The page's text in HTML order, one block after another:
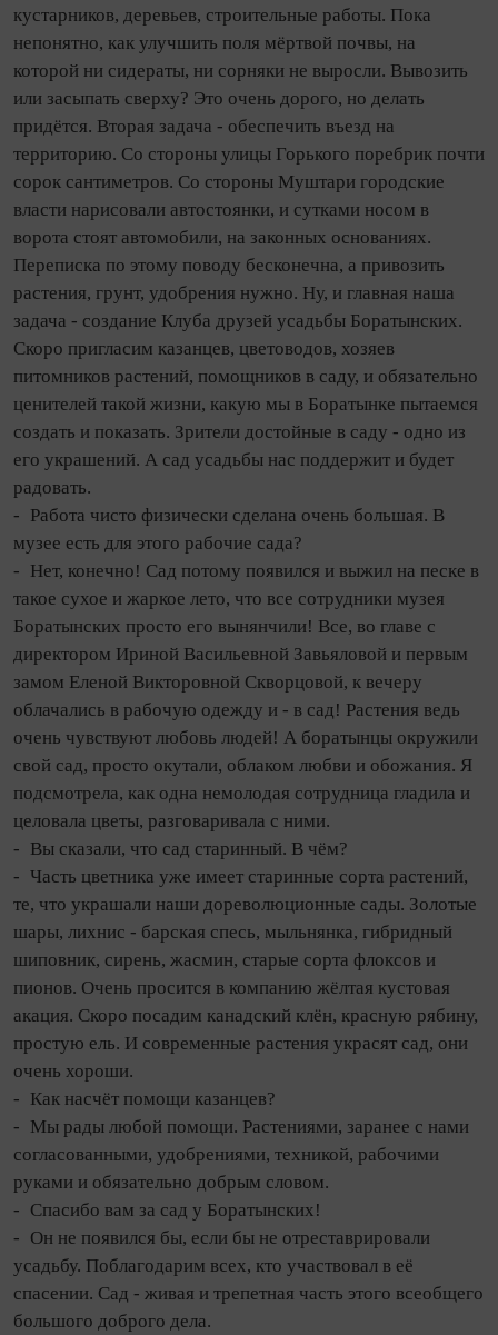
кустарников, деревьев, строи­тель­ные работы. Пока
непонятно, как улучшить поля мёртвой почвы, на
которой ни сидераты, ни сорняки не выросли. Вывозить
или засыпать сверху? Это очень дорого, но делать
придётся. Вторая задача - обеспечить въезд на
территорию. Со стороны улицы Горького поребрик по­чти
сорок сантиметров. Со стороны Муштари городские
власти нарисовали автостоянки, и сутками носом в
ворота стоят автомобили, на законных основаниях.
Переписка по этому поводу бесконечна, а привозить
растения, грунт, удобрения нужно. Ну, и главная наша
задача - со­здание Клуба друзей усадьбы Боратынских.
Скоро пригласим казанцев, цветоводов, хозяев
питомников растений, помощников в саду, и обязательно
ценителей такой жизни, какую мы в Боратынке пытаемся
создать и показать. Зрители достойные в саду - одно из
его украшений. А сад усадьбы нас поддержит и будет
радовать.
- Работа чисто физически сделана очень большая. В
музее есть для этого рабочие сада?
- Нет, конечно! Сад потому появился и выжил на песке в
такое сухое и жаркое лето, что все сотрудники музея
Боратынских просто его вынянчили! Все, во главе с
директором Ириной Ва­силь­евной Завь­яловой и первым
замом Еленой Викторовной Скворцовой, к вечеру
облачались в рабочую одежду и - в сад! Растения ведь
очень чувствуют любовь людей! А боратынцы окружили
свой сад, просто окутали, облаком любви и обожания. Я
подсмотрела, как одна немолодая сотрудница гладила и
целовала цветы, разговаривала с ними.
- Вы сказали, что сад старинный. В чём?
- Часть цветника уже имеет старинные сорта растений,
те, что украшали наши дореволюционные сады. Золотые
шары, лихнис - барская спесь, мыльнянка, гибридный
шиповник, сирень, жасмин, старые сорта флоксов и
пионов. Очень просится в компанию жёлтая кустовая
акация. Скоро посадим канадский клён, красную рябину,
простую ель. И современные растения украсят сад, они
очень хороши.
- Как насчёт помощи казанцев?
- Мы рады любой помощи. Растениями, заранее с нами
согласованными, удобрениями, техникой, рабочими
руками и обязательно добрым словом.
- Спасибо вам за сад у Боратынских!
- Он не появился бы, если бы не отреставрировали
усадьбу. Поблагодарим всех, кто участвовал в её
спасении. Сад - живая и трепетная часть этого всеобщего
большого доброго дела.